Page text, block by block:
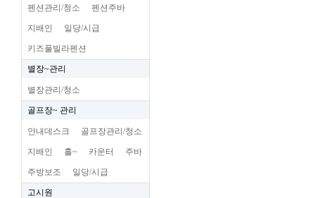
펜션관리/청소 펜션주바
지배인 일당/시급
키즈풀빌라펜션
별장~관리
별장관리/청소
골프장~ 관리
안내데스크 골프장관리/청소
지배인 홀~ 카운터 주바
주방보조 일당/시급
고시원